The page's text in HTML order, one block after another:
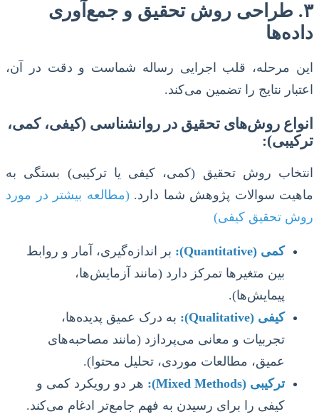
۳. طراحی روش تحقیق و جمع‌آوری
داده‌ها
این مرحله، قلب اجرایی رساله شماست و دقت در آن،
اعتبار نتایج را تضمین می‌کند.
انواع روش‌های تحقیق در روانشناسی (کیفی، کمی،
ترکیبی):
انتخاب روش تحقیق (کمی، کیفی یا ترکیبی) بستگی به
ماهیت سوالات پژوهش شما دارد.(مطالعه بیشتر در مورد
روش تحقیق کیفی)
کمی (Quantitative):
بر اندازه‌گیری، آمار و روابط
بین متغیرها تمرکز دارد (مانند آزمایش‌ها،
پیمایش‌ها).
کیفی (Qualitative):
به درک عمیق پدیده‌ها،
تجربیات و معانی می‌پردازد (مانند مصاحبه‌های
عمیق، مطالعات موردی، تحلیل محتوا).
ترکیبی (Mixed Methods):
هر دو رویکرد کمی و
کیفی را برای رسیدن به فهم جامع‌تر ادغام می‌کند.